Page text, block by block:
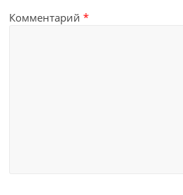
Комментарий*